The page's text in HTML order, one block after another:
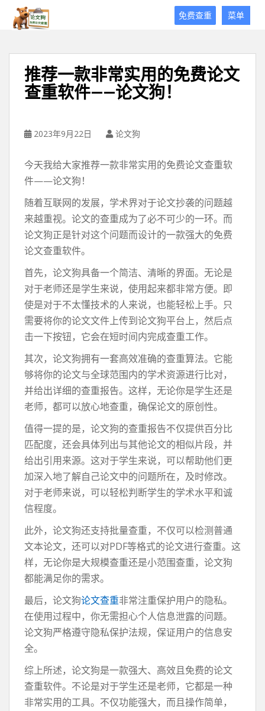
菜单
免费查重
推荐一款非常实用的免费论文
查重软件——论文狗！
2023年9月22日 论文狗
今天我给大家推荐一款非常实用的免费论文查重软
件——论文狗！
随着互联网的发展，学术界对于论文抄袭的问题越
来越重视。论文的查重成为了必不可少的一环。而
论文狗正是针对这个问题而设计的一款强大的免费
论文查重软件。
首先，论文狗具备一个简洁、清晰的界面。无论是
对于老师还是学生来说，使用起来都非常方便。即
使是对于不太懂技术的人来说，也能轻松上手。只
需要将你的论文文件上传到论文狗平台上，然后点
击一下按钮，它会在短时间内完成查重工作。
其次，论文狗拥有一套高效准确的查重算法。它能
够将你的论文与全球范围内的学术资源进行比对，
并给出详细的查重报告。这样，无论你是学生还是
老师，都可以放心地查重，确保论文的原创性。
值得一提的是，论文狗的查重报告不仅提供百分比
匹配度，还会具体列出与其他论文的相似片段，并
给出引用来源。这对于学生来说，可以帮助他们更
加深入地了解自己论文中的问题所在，及时修改。
对于老师来说，可以轻松判断学生的学术水平和诚
信程度。
此外，论文狗还支持批量查重，不仅可以检测普通
文本论文，还可以对PDF等格式的论文进行查重。这
样，无论你是大规模查重还是小范围查重，论文狗
都能满足你的需求。
最后，论文狗论文查重非常注重保护用户的隐私。
在使用过程中，你无需担心个人信息泄露的问题。
论文狗严格遵守隐私保护法规，保证用户的信息安
全。
综上所述，论文狗是一款强大、高效且免费的论文
查重软件。不论是对于学生还是老师，它都是一种
非常实用的工具。不仅功能强大，而且操作简单，